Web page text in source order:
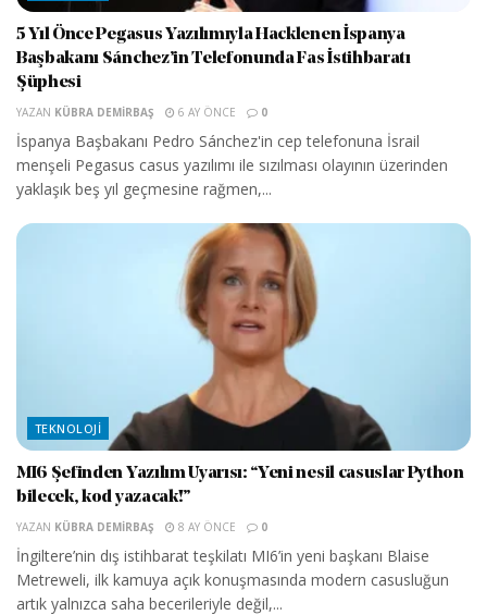
5 Yıl Önce Pegasus Yazılımıyla Hacklenen İspanya
Başbakanı Sánchez’in Telefonunda Fas İstihbaratı
Şüphesi
YAZAN KÜBRA DEMIRBAŞ 6 AY ÖNCE 0
İspanya Başbakanı Pedro Sánchez'in cep telefonuna İsrail
menşeli Pegasus casus yazılımı ile sızılması olayının üzerinden
yaklaşık beş yıl geçmesine rağmen,...
TEKNOLOJI
MI6 Şefinden Yazılım Uyarısı: “Yeni nesil casuslar Python
bilecek, kod yazacak!”
YAZAN KÜBRA DEMIRBAŞ 8 AY ÖNCE 0
İngiltere’nin dış istihbarat teşkilatı MI6’in yeni başkanı Blaise
Metreweli, ilk kamuya açık konuşmasında modern casusluğun
artık yalnızca saha becerileriyle değil,...